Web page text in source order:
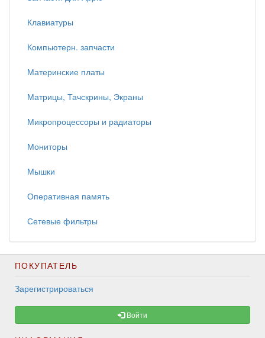
Клавиатуры
Компьютерн. запчасти
Материнские платы
Матрицы, Тачскрины, Экраны
Микропроцессоры и радиаторы
Мониторы
Мышки
Оперативная память
Сетевые фильтры
ПОКУПАТЕЛЬ
Зарегистрироваться
Войти